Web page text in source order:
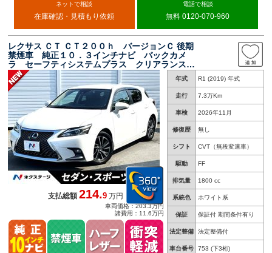
ネットで相談
在庫確認・見積もり依頼
電話で相談
無料 0120-070-960
レクサス ＣＴ ＣＴ２００ｈ バージョンＣ 後期
禁煙車 純正１０．３インチナビ バックカメ
ラ セーフティシステムプラス クリアランスソ
ナー 合革／ファブリックコンビシート メモリ
ー付パワーシート シートヒーター ＬＥＤヘッ
ド パドルシフト
年式 R1 (2019) 年式
走行 7.3万Km
車検 2026年11月
修復歴 無し
シフト CVT（無段変速車）
駆動 FF
排気量 1800 cc
系統色 ホワイト系
保証 保証付 期間条件有り
法定整備 法定整備付
車台番号 753 (下3桁)
支払総額214.9 万円
車両価格：203.3万円
諸費用：11.6万円